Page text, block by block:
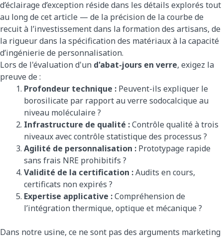
d’éclairage d’exception réside dans les détails explorés tout
au long de cet article — de la précision de la courbe de
recuit à l’investissement dans la formation des artisans, de
la rigueur dans la spécification des matériaux à la capacité
d’ingénierie de personnalisation.
Lors de l'évaluation d'un d'abat-jours en verre, exigez la
preuve de :
Profondeur technique : Peuvent-ils expliquer le
borosilicate par rapport au verre sodocalcique au
niveau moléculaire ?
Infrastructure de qualité :Contrôle qualité à trois
niveaux avec contrôle statistique des processus ?
Agilité de personnalisation : Prototypage rapide
sans frais NRE prohibitifs ?
Validité de la certification :Audits en cours,
certificats non expirés ?
Expertise applicative :Compréhension de
l’intégration thermique, optique et mécanique ?
Dans notre usine, ce ne sont pas des arguments marketing